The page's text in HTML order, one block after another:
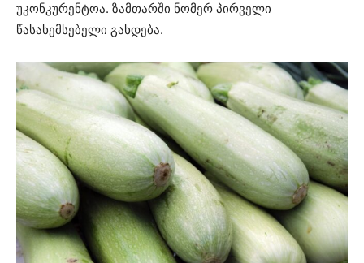
უკონკურენტოა. ზამთარში ნომერ პირველი
წასახემსებელი გახდება.